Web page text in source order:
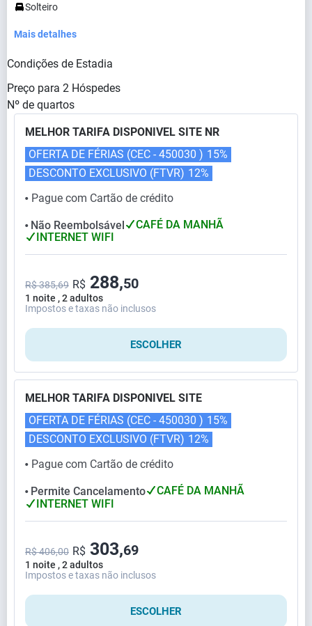
Solteiro
Mais detalhes
Condições de Estadia
Preço para 2 Hóspedes
Nº de quartos
MELHOR TARIFA DISPONIVEL SITE NR
⬤ Pague com Cartão de crédito
OFERTA DE FÉRIAS (CEC - 450030 ) 15%
DESCONTO EXCLUSIVO (FTVR) 12%
⬤ Não Reembolsável
CAFÉ DA MANHÃ
INTERNET WIFI
1 noite , 2 adultos
R$ 385,69 R$ 288,50
Impostos e taxas não inclusos
ESCOLHER
MELHOR TARIFA DISPONIVEL SITE
⬤ Pague com Cartão de crédito
OFERTA DE FÉRIAS (CEC - 450030 ) 15%
DESCONTO EXCLUSIVO (FTVR) 12%
⬤ Permite Cancelamento
CAFÉ DA MANHÃ
INTERNET WIFI
1 noite , 2 adultos
R$ 406,00 R$ 303,69
Impostos e taxas não inclusos
ESCOLHER